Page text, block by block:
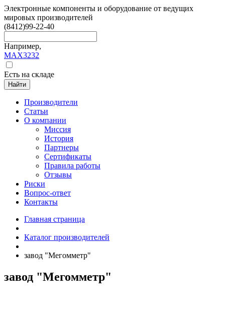
Электронные компоненты и оборудование от ведущих
мировых производителей
(8412)99-22-40
Например,
MAX3232
Есть на складе
Найти
Производители
Статьи
О компании
Миссия
История
Партнеры
Сертификаты
Правила работы
Отзывы
Риски
Вопрос-ответ
Контакты
Главная страница
Каталог производителей
завод "Мегомметр"
завод "Мегомметр"